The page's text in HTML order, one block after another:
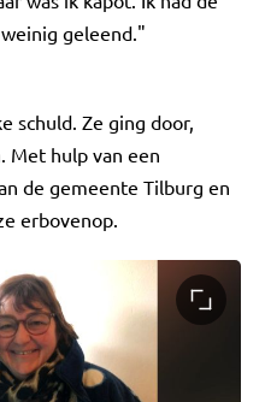
geleend."
schuld. Ze ging door,
Met hulp van een
de gemeente Tilburg en
erbovenop.